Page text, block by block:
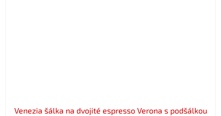
Venezia šálka na dvojité espresso Verona s podšálkou